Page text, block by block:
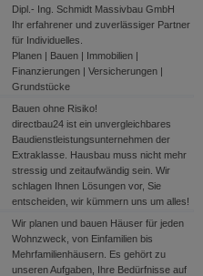
Dipl.- Ing. Schmidt Massivbau GmbH
Ihr erfahrener und zuverlässiger Partner
für Individuelles.
Planen | Bauen | Immobilien |
Finanzierungen | Versicherungen |
Grundstücke
Bauen ohne Risiko!
directbau24 ist ein unvergleichbares
Baudienstleistungsunternehmen der
Extraklasse. Hausbau muss nicht mehr
stressig und zeitaufwändig sein. Wir
schlagen Ihnen Lösungen vor, Sie
entscheiden, wir kümmern uns um alles!
Wir planen und bauen Häuser für jeden
Wohnzweck, von Einfamilien bis
Mehrfamilienhäusern. Es gehört zu
unseren Aufgaben, Ihre Bedürfnisse auf